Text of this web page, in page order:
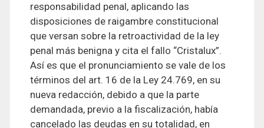
responsabilidad penal, aplicando las
disposiciones de raigambre constitucional
que versan sobre la retroactividad de la ley
penal más benigna y cita el fallo “Cristalux”.
Así es que el pronunciamiento se vale de los
términos del art. 16 de la Ley 24.769, en su
nueva redacción, debido a que la parte
demandada, previo a la fiscalización, había
cancelado las deudas en su totalidad, en